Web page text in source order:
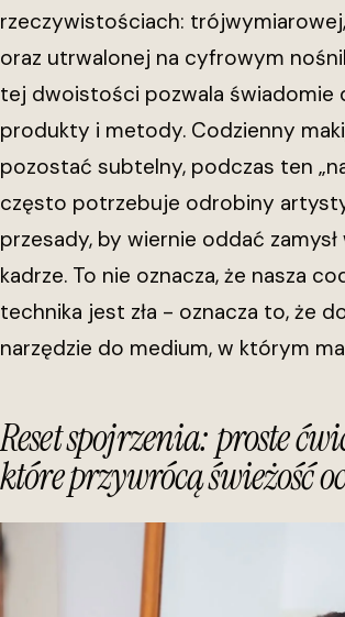
rzeczywistościach: trójwymiarowej,
oraz utrwalonej na cyfrowym
tej dwoistości pozwala świadomie
produkty i metody. Codzienny
pozostać subtelny, podczas ten
często potrzebuje odrobiny
przesady, by wiernie oddać zamysł
kadrze. To nie oznacza, że nasza
technika jest zła - oznacza to, że
narzędzie do medium, w którym ma
Reset spojrzenia: proste
które przywrócą świeżość